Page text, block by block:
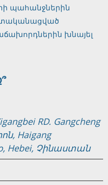
պահանջներին
խնայել
RD. Gangcheng
Haigang
Hebei, Չինաստան